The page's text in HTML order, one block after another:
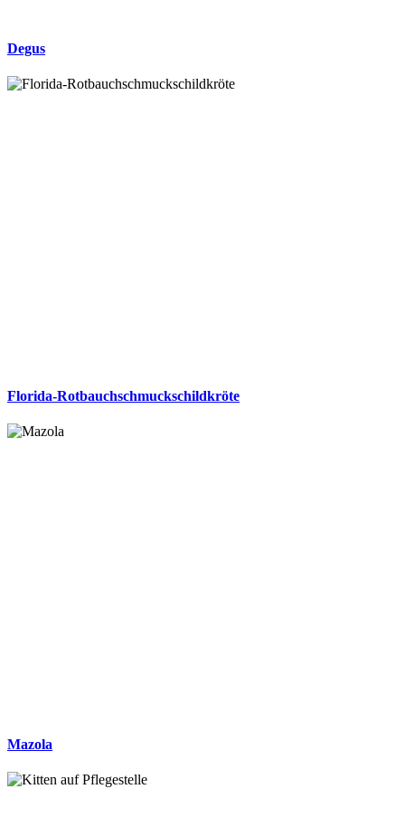
Degus
Florida-Rotbauchschmuckschildkröte
Mazola